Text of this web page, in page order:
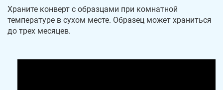
Храните конверт с образцами при комнатной
температуре в сухом месте. Образец может храниться
до трех месяцев.